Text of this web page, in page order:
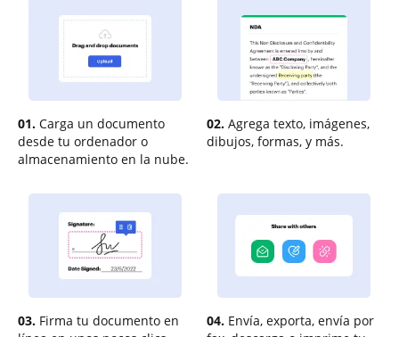
01. Carga un documento
desde tu ordenador o
almacenamiento en la nube.
02. Agrega texto, imágenes,
dibujos, formas, y más.
03. Firma tu documento en
04. Envía, exporta, envía por